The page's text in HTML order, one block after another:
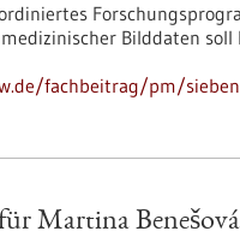
Bilddaten
fachbeitrag/pm/
Martina